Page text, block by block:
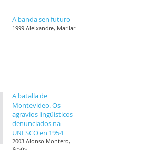
A banda sen futuro
1999 Aleixandre, Marilar
A batalla de
Montevideo. Os
agravios lingüísticos
denunciados na
UNESCO en 1954
2003 Alonso Montero,